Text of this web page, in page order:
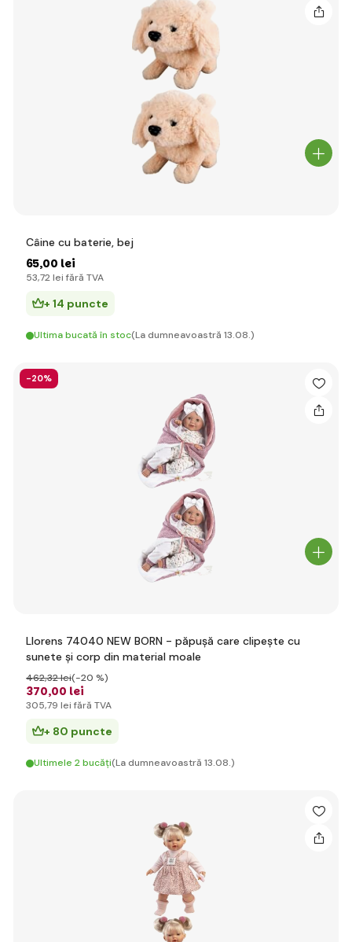
Câine cu baterie, bej
65,00 lei
53,72 lei fără TVA
+ 14 puncte
Ultima bucată în stoc(La dumneavoastră 13.08.)
-20%
Llorens 74040 NEW BORN - păpușă care clipește cu
sunete și corp din material moale
370,00 lei
462,32 lei(-20 %)
305,79 lei fără TVA
+ 80 puncte
Ultimele 2 bucăți(La dumneavoastră 13.08.)